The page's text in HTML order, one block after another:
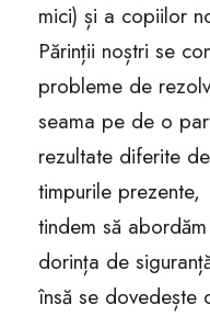
mici) și a copiilor
Părinții noștri se
probleme de
seama pe de o
rezultate diferite
timpurile
tindem să
dorința de
însă se dovedește